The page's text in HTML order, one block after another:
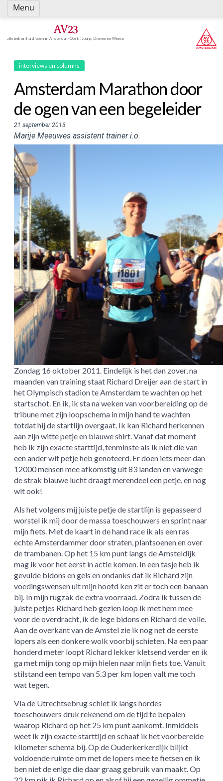
Spring
naar
AV23
atletiek en hardlopen in Amsterdam-Oost, IJburg, Diemen en Weesp
interviews en columns
Amsterdam Marathon door
de ogen van een begeleider
21 september 2013
Marije Meeuwes assistent trainer i.o.
Zondag 16 oktober 2011. Eindelijk is het dan zover, na
maanden van training staat Richard Dreijer aan de start in
het Olympisch stadion te Amsterdam te wachten op het
startschot. En ik, ik sta na weken van voorbereiding op de
tribune met zijn loopschema in mijn hand te wachten
totdat hij de startlijn overgaat. Ik kan Richard herkennen
aan zijn witte petje en blauwe shirt. Vanaf dat moment
heb ik zijn exacte starttijd, tenminste als ik niet die van
een ander wit petje heb genoteerd. Er doen iets meer dan
12000 mensen mee afkomstig uit 83 landen en vanwege
de strak blauwe lucht draagt merendeel een petje, en nog
wit ook!
Als het volgens mij juiste petje de startlijn is gepasseerd
worstel ik mij door de massa toeschouwers en sprint naar
mijn fiets. Met de kaart in de hand race ik als een ras
echte Amsterdammer door straten, plantsoenen en over
de trambanen. Op het 15 km punt langs de Amsteldijk
mag ik voor het eerst in actie komen. In een tasje heb ik
gevulde bidons en gels en ondanks dat ik Richard zijn
voedingswensen uit mijn hoofd ken zit er toch een banaan
bij. In mijn rugzak de extra voorraad. Zodra ik tussen de
juiste petjes Richard heb gezien loop ik met hem mee
voor de overdracht, ik de lege bidons en Richard de volle.
Aan de overkant van de Amstel zie ik nog net de eerste
lopers als een donkere wolk voorbij schieten. Na een paar
honderd meter loopt Richard lekker kletsend verder en ik
ga met mijn tong op mijn hielen naar mijn fiets toe. Vanuit
stilstand een tempo van 5.3 per km lopen valt me toch
wat tegen.
Via de Utrechtsebrug schiet ik langs hordes
toeschouwers druk rekenend om de tijd te bepalen
waarop Richard op het 25 km punt aankomt. Inmiddels
weet ik zijn exacte starttijd en schaaf ik het voorbereide
kilometer schema bij. Op de Ouderkerkerdijk blijkt
voldoende ruimte om met de lopers mee te fietsen en ik
ben niet de enige die daar graag gebruik van maakt. Op
Menu